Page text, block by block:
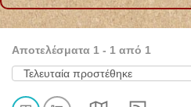
Αποτελέσματα 1 - 1 από 1